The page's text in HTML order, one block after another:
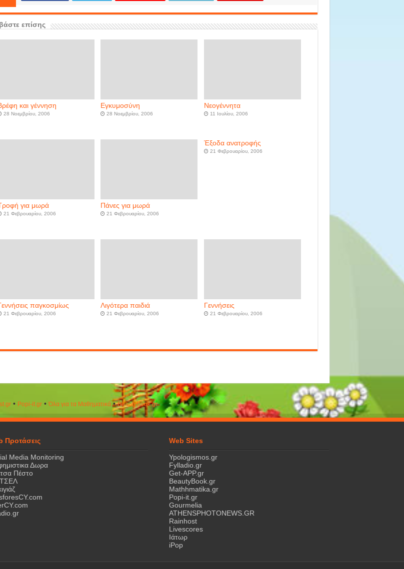
επίσης
και γέννηση
28 Νοεμβρίου, 2006
Εγκυμοσύνη
28 Νοεμβρίου, 2006
Νεογέννητα
11 Ιουλίου, 2006
για μωρά
21 Φεβρουαρίου, 2006
Πάνες για μωρά
21 Φεβρουαρίου, 2006
Έξοδα ανατροφής
21 Φεβρουαρίου, 2006
παγκοσμίως
21 Φεβρουαρίου, 2006
Λιγότερα παιδιά
21 Φεβρουαρίου, 2006
Γεννήσεις
21 Φεβρουαρίου, 2006
• Popi-it.gr•Όλα για τα Μαθηματικά•ΒeautyΒook.gr
Προτάσεις
Media Monitoring
Δωρα
Πέστο
Web Sites
Ypologismos.gr
Fylladio.gr
Get-APP.gr
BeautyBook.gr
Mathhmatika.gr
Popi-it.gr
Gourmelia
ATHENSPHOTONEWS.GR
Rainhost
Livescores
Ιάτωρ
iPop